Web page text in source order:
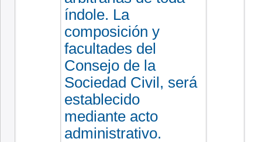
índole. La
composición y
facultades del
Consejo de la
Sociedad Civil, será
establecido
mediante acto
administrativo.